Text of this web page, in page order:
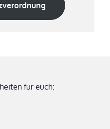
für euch: